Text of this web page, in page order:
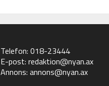
Telefon: 018-23444
E-post: redaktion@nyan.ax
Annons: annons@nyan.ax